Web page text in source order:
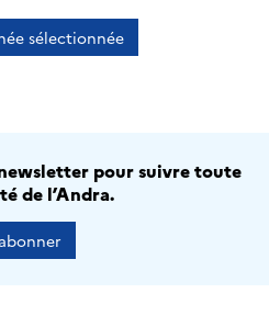
sélectionnée
pour suivre toute
de l’Andra.